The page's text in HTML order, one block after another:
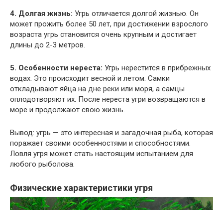
4. Долгая жизнь: Угрь отличается долгой жизнью. Он
может прожить более 50 лет, при достижении взрослого
возраста угрь становится очень крупным и достигает
длины до 2-3 метров.
5. Особенности нереста: Угрь нерестится в прибрежных
водах. Это происходит весной и летом. Самки
откладывают яйца на дне реки или моря, а самцы
оплодотворяют их. После нереста угри возвращаются в
море и продолжают свою жизнь.
Вывод: угрь — это интересная и загадочная рыба, которая
поражает своими особенностями и способностями.
Ловля угря может стать настоящим испытанием для
любого рыболова.
Физические характеристики угря